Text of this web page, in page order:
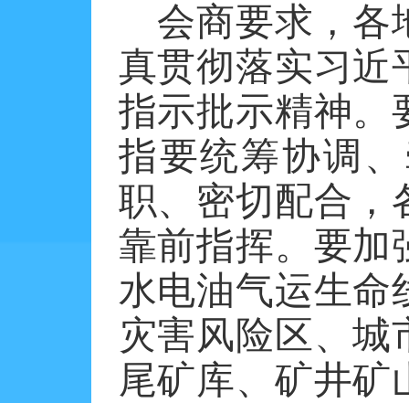
会商要求，各
真贯彻落实习近
指示批示精神。
指要统筹协调
职、密切配合，
靠前指挥。要加
水电油气运生命
灾害风险区、城
尾矿库、矿井矿